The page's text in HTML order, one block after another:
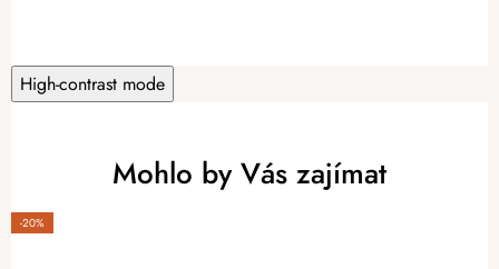
High-contrast mode
Mohlo by Vás zajímat
-20%